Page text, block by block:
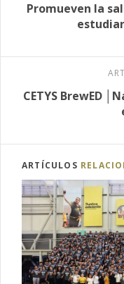
Promueven la
CETYS BrewED
ARTÍCULOS